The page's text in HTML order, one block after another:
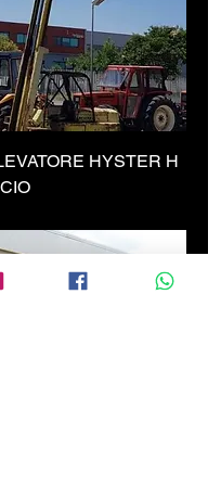
HYSTER H